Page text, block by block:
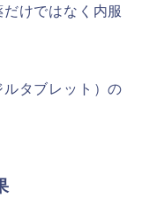
けではなく内服
タブレット）の